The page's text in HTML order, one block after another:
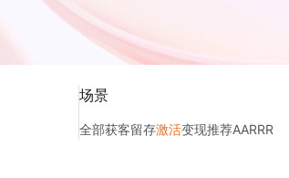
场景
全部获客留存激活变现推荐AARRR